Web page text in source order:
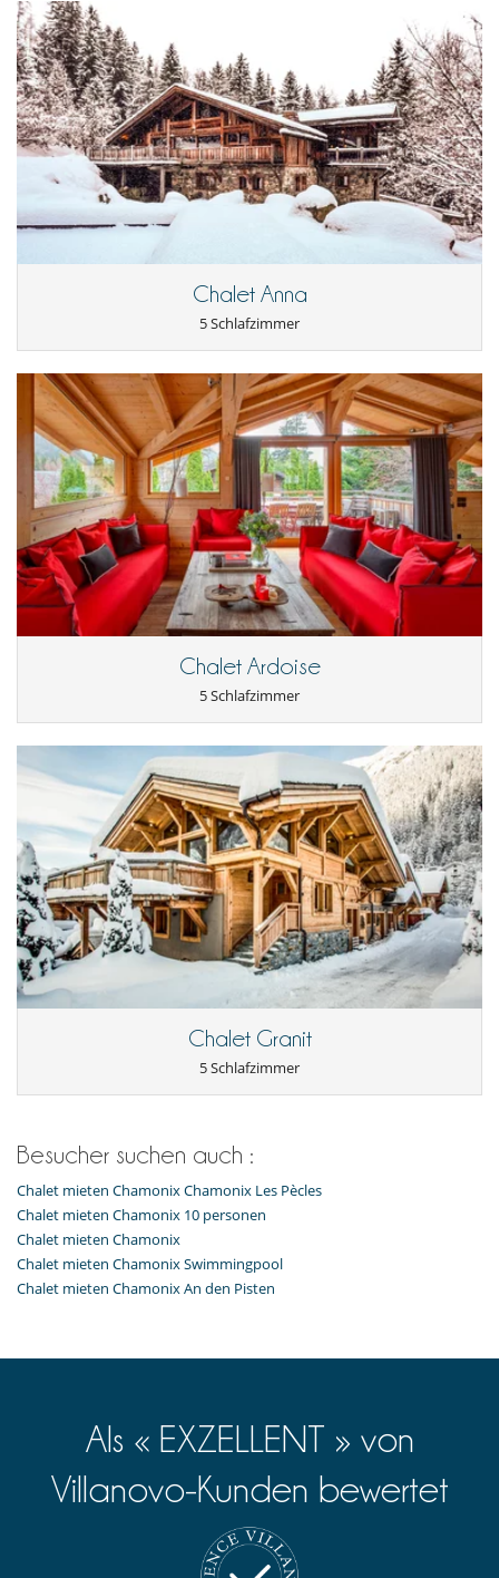
Unterhaltung, Wohlbefinden & Sport
Bar
Bücher
Das Haus hat keinen Pool
Erlebnisdusche
Fernseher
Internetzugang (Wifi)
Kabel- oder Satellitenfernsehen oder Internet
Karten- und Brettspiele
Massageliege
Massageraum
Multi-Room-Soundsystem
Chalet Anna
5 Schlafzimmer
Chalet Ardoise
5 Schlafzimmer
Chalet Granit
5 Schlafzimmer
Besucher suchen auch :
Chalet mieten Chamonix Chamonix Les Pècles
Chalet mieten Chamonix 10 personen
Chalet mieten Chamonix
Chalet mieten Chamonix Swimmingpool
Chalet mieten Chamonix An den Pisten
Als « EXZELLENT » von
Villanovo-Kunden bewertet